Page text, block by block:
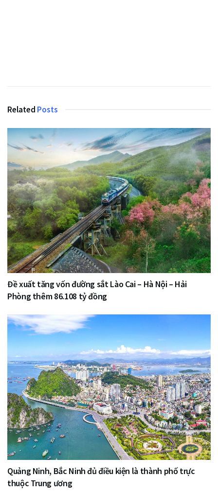
Related Posts
Đề xuất tăng vốn đường sắt Lào Cai – Hà Nội – Hải
Phòng thêm 86.108 tỷ đồng
Quảng Ninh, Bắc Ninh đủ điều kiện là thành phố trực
thuộc Trung ương